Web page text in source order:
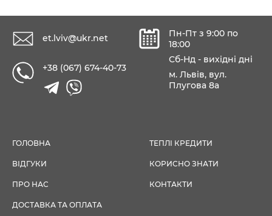
et.lviv@ukr.net
+38 (067) 674-40-73
Пн-Пт з 9:00 по
18:00
Сб-Нд - вихідні дні
м. Львів, вул.
Плугова 8а
ГОЛОВНА
ВІДГУКИ
ПРО НАС
ДОСТАВКА ТА ОПЛАТА
ТЕПЛІ КРЕДИТИ
КОРИСНО ЗНАТИ
КОНТАКТИ